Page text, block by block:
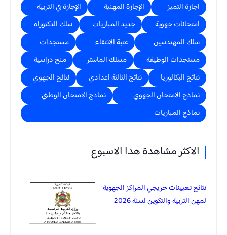
اجازة التميز الإجازة المهنية
الإجازة في التربية
امتحانات جهوية
جديد المباريات
سلك الدكتوراه
سلك المهندسين
عتبة الانتقاء
مستجدات
مستجدات الوظيفة
مسلك الماستر
منح دراسية
نتائج البكالوريا
نتائج الثالثة اعدادي
نتائج الجهوي
نماذج الامتحان الجهوي
نماذج الامتحان الوطني
نماذج المباريات
الاكثر مشاهدة هدا الاسبوع
نتائج تعيينات خريجي المراكز الجهوية
لمهن التربية والتكوين لسنة 2026